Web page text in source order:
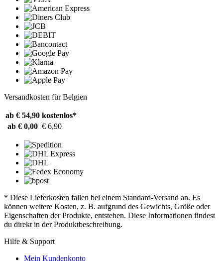
Versandkosten für Belgien
ab € 54,90 kostenlos*
ab € 0,00 € 6,90
* Diese Lieferkosten fallen bei einem Standard-Versand an. Es
können weitere Kosten, z. B. aufgrund des Gewichts, Größe oder
Eigenschaften der Produkte, entstehen. Diese Informationen findest
du direkt in der Produktbeschreibung.
Hilfe & Support
Mein Kundenkonto